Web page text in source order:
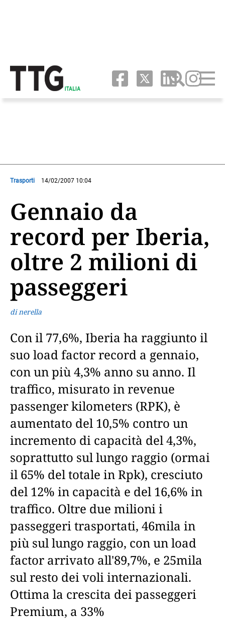
Trasporti 14/02/2007 10:04
Gennaio da
record per Iberia,
oltre 2 milioni di
passeggeri
di nerella
Con il 77,6%, Iberia ha raggiunto il
suo load factor record a gennaio,
con un più 4,3% anno su anno. Il
traffico, misurato in revenue
passenger kilometers (RPK), è
aumentato del 10,5% contro un
incremento di capacità del 4,3%,
soprattutto sul lungo raggio (ormai
il 65% del totale in Rpk), cresciuto
del 12% in capacità e del 16,6% in
traffico. Oltre due milioni i
passeggeri trasportati, 46mila in
più sul lungo raggio, con un load
factor arrivato all'89,7%, e 25mila
sul resto dei voli internazionali.
Ottima la crescita dei passeggeri
Premium, a 33%